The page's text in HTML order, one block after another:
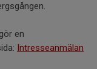
en
Intresseanmälan